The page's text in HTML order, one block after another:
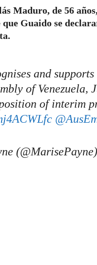
Maduro, de 56
Guaido se
and
of Venezuela,
of interim
(@MarisePayne)